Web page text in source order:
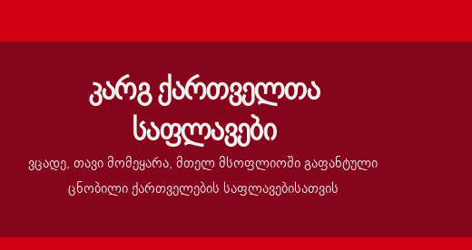
კარგ ქართველთა
საფლავები
ვცადე, თავი მომეყარა, მთელ მსოფლიოში გაფანტული
ცნობილი ქართველების საფლავებისათვის